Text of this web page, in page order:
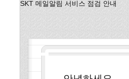
SKT 메일알림 서비스 점검 안내